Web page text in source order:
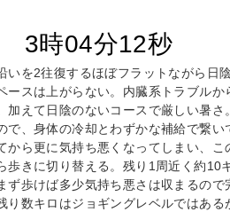
3時04分12秒
いを2往復するほぼフラットながら日
ースは上がらない。内臓系トラブル
加えて日陰のないコースで厳しい暑
で、身体の冷却とわずかな補給で繋
から更に気持ち悪くなってしまい、
歩きに切り替える。残り1周近く約
ず歩けば多少気持ち悪さは収まるの
り数キロはジョギングレベルではあ